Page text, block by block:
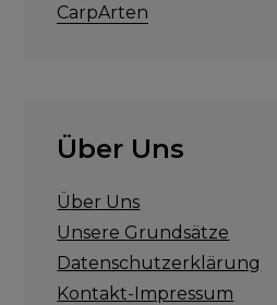
CarpArten
Über Uns
Über Uns
Unsere Grundsätze
Datenschutzerklärung
Kontakt-Impressum